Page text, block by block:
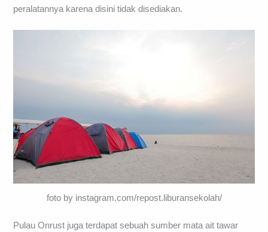
peralatannya karena disini tidak disediakan.
foto by instagram.com/repost.liburansekolah/
Pulau Onrust juga terdapat sebuah sumber mata ait tawar